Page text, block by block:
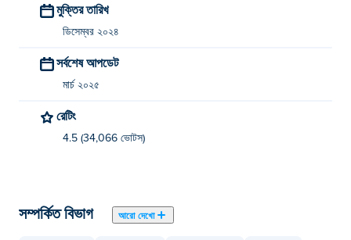
আমি কি মোবাইল ডিভাইস এবং ডেস্কটপে CombiMon খেলতে
CombiMon আপনার কম্পিউটার এবং ফোন এবং ট্যাবলেটের মতো মোবাইল
মুক্তির তারিখ
ডিসেম্বর ২০২৪
সর্বশেষ আপডেট
মার্চ ২০২৫
রেটিং
4.5 (34,066 ভোটস)
সম্পর্কিত বিভাগ আরো দেখো